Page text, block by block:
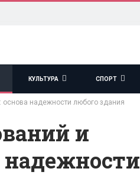
КУЛЬТУРА СПОРТ
основа надежности любого здания
и